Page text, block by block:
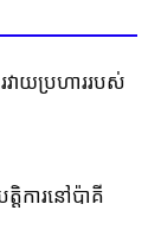
ាយប្រហាររបស់
តិការនៅប៉ាគី